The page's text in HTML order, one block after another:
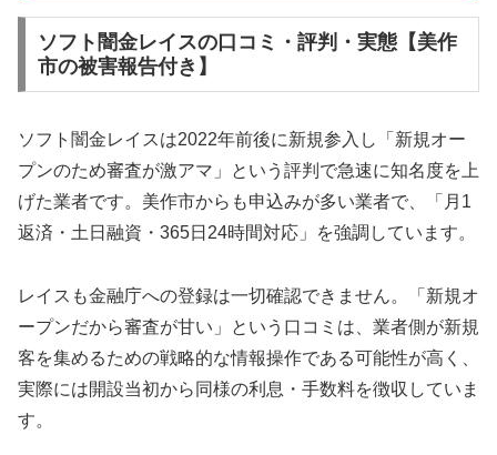
ソフト闇金レイスの口コミ・評判・実態【美作
市の被害報告付き】
ソフト闇金レイスは2022年前後に新規参入し「新規オー
プンのため審査が激アマ」という評判で急速に知名度を上
げた業者です。美作市からも申込みが多い業者で、「月1
返済・土日融資・365日24時間対応」を強調しています。
レイスも金融庁への登録は一切確認できません。「新規オ
ープンだから審査が甘い」という口コミは、業者側が新規
客を集めるための戦略的な情報操作である可能性が高く、
実際には開設当初から同様の利息・手数料を徴収していま
す。